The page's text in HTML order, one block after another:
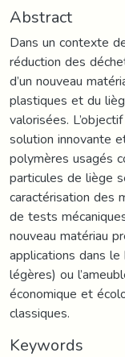
Abstract
Dans un contexte
réduction des
d’un nouveau
plastiques et du
valorisées.
solution innovante
polymères usagés
particules de liège
caractérisation des
de tests
nouveau matériau
applications dans
légères) ou
économique et
classiques.
Keywords